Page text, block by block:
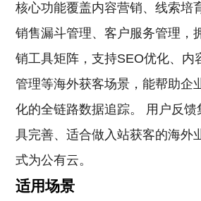
核心功能覆盖内容营销、线索培
销售漏斗管理、客户服务管理，
销工具矩阵，支持SEO优化、内
管理等海外获客场景，能帮助企
化的全链路数据追踪。 用户反
具完善、适合做入站获客的海外
式为公有云。
适用场景